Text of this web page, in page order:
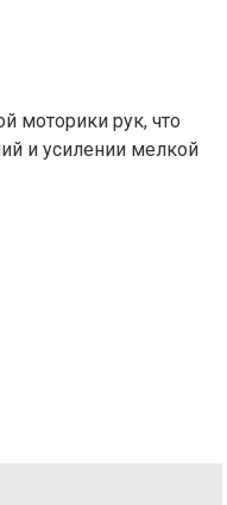
моторики рук, что
и усилении мелкой